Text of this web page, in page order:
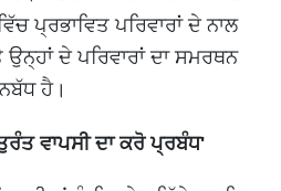
ਪ੍ਰਭਾਵਿਤ ਪਰਿਵਾਰਾਂ ਦੇ ਨਾਲ
ਦੇ ਪਰਿਵਾਰਾਂ ਦਾ ਸਮਰਥਨ
ਹੈ।
ਵਾਪਸੀ ਦਾ ਕਰੋ ਪ੍ਰਬੰਧ'